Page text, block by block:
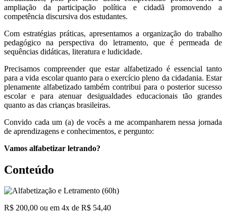
ampliação da participação política e cidadã promovendo a
competência discursiva dos estudantes.
Com estratégias práticas, apresentamos a organização do trabalho
pedagógico na perspectiva do letramento, que é permeada de
sequências didáticas, literatura e ludicidade.
Precisamos compreender que estar alfabetizado é essencial tanto
para a vida escolar quanto para o exercício pleno da cidadania. Estar
plenamente alfabetizado também contribui para o posterior sucesso
escolar e para atenuar desigualdades educacionais tão grandes
quanto as das crianças brasileiras.
Convido cada um (a) de vocês a me acompanharem nessa jornada
de aprendizagens e conhecimentos, e pergunto:
Vamos alfabetizar letrando?
Conteúdo
R$ 200,00 ou em 4x de R$ 54,40